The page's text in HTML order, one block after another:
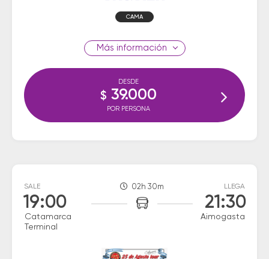
CAMA
información
DESDE
$ 39.000
POR PERSONA
SALE
19:00
Catamarca
Terminal
02h 30m LLEGA
21:30
Aimogasta